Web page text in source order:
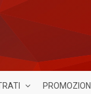
PROMOZIONI